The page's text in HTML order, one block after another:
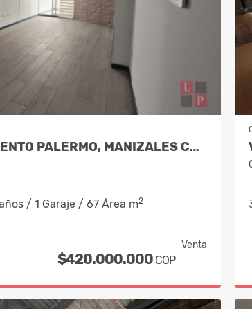
VENTA APARTAMENTO PALERMO, MANIZALES COD. 10068662
/ 1 Garaje / 67 Área m2
Venta
$420.000.000 COP